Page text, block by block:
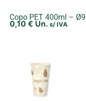
Copo PET 400ml –
0,10 € Un. s/ IVA